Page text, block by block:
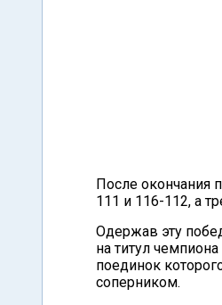
После окончания
111 и 116-112, а
Одержав эту
на титул
поединок
соперником.